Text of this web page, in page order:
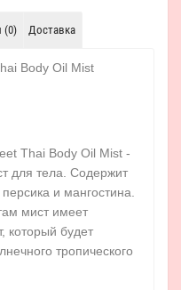
(0) Доставка
Body Oil Mist
Thai Body Oil Mist -
для тела. Содержит
и мангостина.
мист имеет
который будет
тропического